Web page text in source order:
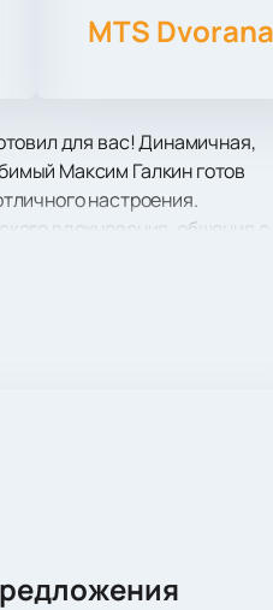
MTS Dvorana
для вас! Динамичная,
Максим Галкин готов
настроения.
вдохновения, общения с